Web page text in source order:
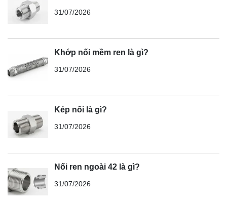
31/07/2026
Khớp nối mềm ren là gì?
31/07/2026
Kép nối là gì?
31/07/2026
Nối ren ngoài 42 là gì?
31/07/2026